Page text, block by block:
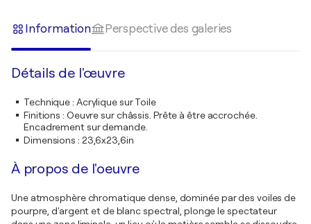
Information Perspective des galeries
Détails de l'œuvre
Technique: Acrylique sur Toile
Finitions : Oeuvre sur châssis. Prête à être accrochée.
Encadrement sur demande.
Dimensions : 23,6x23,6in
À propos de l'oeuvre
Une atmosphère chromatique dense, dominée par des voiles de
pourpre, d'argent et de blanc spectral, plonge le spectateur